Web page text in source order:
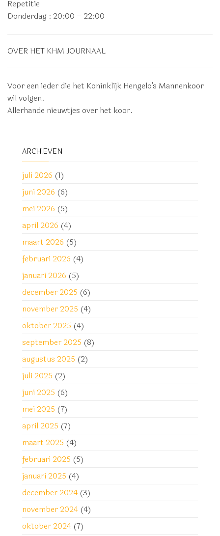
Repetitie
Donderdag : 20:00 – 22:00
OVER HET KHM JOURNAAL
Voor een ieder die het Koninklijk Hengelo's Mannenkoor
wil volgen.
Allerhande nieuwtjes over het koor.
ARCHIEVEN
juli 2026 (1)
juni 2026 (6)
mei 2026 (5)
april 2026 (4)
maart 2026 (5)
februari 2026 (4)
januari 2026 (5)
december 2025 (6)
november 2025 (4)
oktober 2025 (4)
september 2025 (8)
augustus 2025 (2)
juli 2025 (2)
juni 2025 (6)
mei 2025 (7)
april 2025 (7)
maart 2025 (4)
februari 2025 (5)
januari 2025 (4)
december 2024 (3)
november 2024 (4)
oktober 2024 (7)